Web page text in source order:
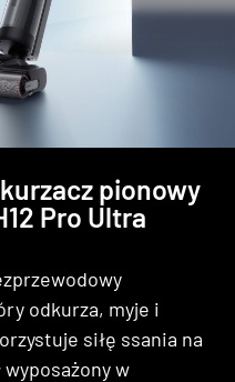
pionowy
Pro Ultra
odkurza, myje i
siłę ssania na
wyposażony w